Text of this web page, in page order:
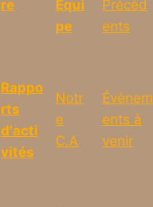
re
Équi
pe
Précéd
ents
Rappo
rts
d'acti
vités
Notr
e
C.A
Évènem
ents à
venir